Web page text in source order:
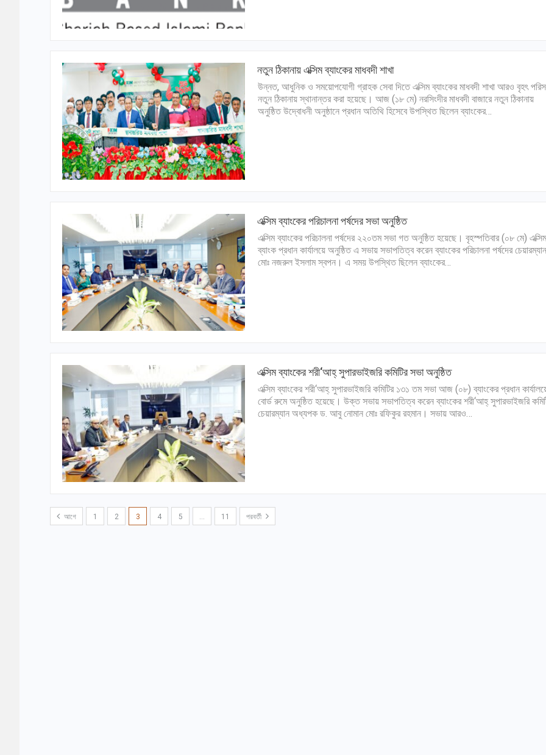
নতুন ঠিকানায় এক্সিম ব্যাংকের মাধবদী শাখা
উন্নত, আধুনিক ও সময়োপযোগী গ্রাহক সেবা দিতে এক্সিম ব্যাংকের মাধবদী শাখা আরও বৃহৎ
নতুন ঠিকানায় স্থানান্তর করা হয়েছে। আজ (১৮ মে) নরসিংদীর মাধবদী বাজারে নতুন ঠিকানায়
অনুষ্ঠিত উদ্বোধনী অনুষ্ঠানে প্রধান অতিথি হিসেবে উপস্থিত ছিলেন ব্যাংকের…
এক্সিম ব্যাংকের পরিচালনা পর্ষদের সভা অনুষ্ঠিত
এক্সিম ব্যাংকের পরিচালনা পর্ষদের ২২০তম সভা গত অনুষ্ঠিত হয়েছে। বৃহস্পতিবার (০৮ মে) এক্সিম
ব্যাংক প্রধান কার্যালয়ে অনুষ্ঠিত এ সভায় সভাপতিত্ব করেন ব্যাংকের পরিচালনা পর্ষদের চেয়ারম্যান
মোঃ নজরুল ইসলাম স্বপন। এ সময় উপস্থিত ছিলেন ব্যাংকের…
এক্সিম ব্যাংকের শরী‘আহ্ সুপারভাইজরি কমিটির সভা অনুষ্ঠিত
এক্সিম ব্যাংকের শরী‘আহ্ সুপারভাইজরি কমিটির ১৩১ তম সভা আজ (০৮) ব্যাংকের প্রধান
বোর্ড রুমে অনুষ্ঠিত হয়েছে। উক্ত সভায় সভাপতিত্ব করেন ব্যাংকের শরী‘আহ্ সুপারভাইজরি
চেয়ারম্যান অধ্যপক ড. আবু নোমান মোঃ রফিকুর রহমান। সভায় আরও…
আগে 1 2 3 4 5 11 পরবর্তী